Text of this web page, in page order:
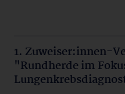
1. Zuweiser:innen-
"Rundherde im